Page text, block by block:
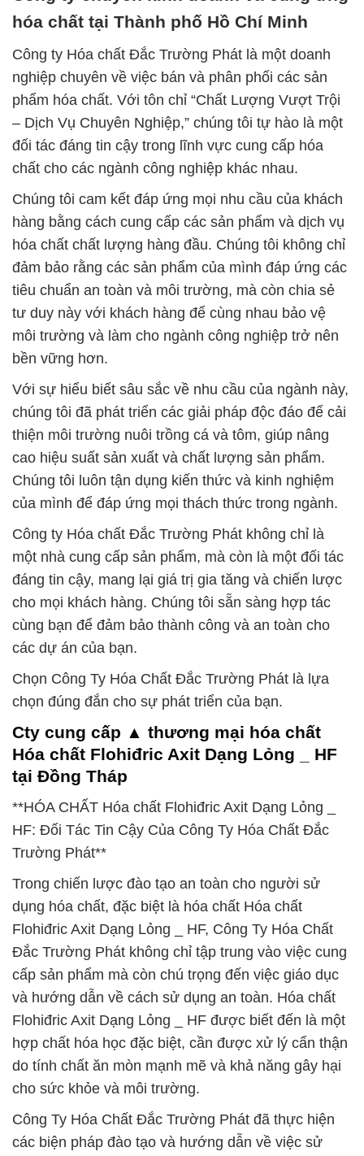
hóa chất tại Thành phố Hồ Chí Minh
Công ty Hóa chất Đắc Trường Phát là một doanh
nghiệp chuyên về việc bán và phân phối các sản
phẩm hóa chất. Với tôn chỉ “Chất Lượng Vượt Trội
– Dịch Vụ Chuyên Nghiệp,” chúng tôi tự hào là một
đối tác đáng tin cậy trong lĩnh vực cung cấp hóa
chất cho các ngành công nghiệp khác nhau.
Chúng tôi cam kết đáp ứng mọi nhu cầu của khách
hàng bằng cách cung cấp các sản phẩm và dịch vụ
hóa chất chất lượng hàng đầu. Chúng tôi không chỉ
đảm bảo rằng các sản phẩm của mình đáp ứng các
tiêu chuẩn an toàn và môi trường, mà còn chia sẻ
tư duy này với khách hàng để cùng nhau bảo vệ
môi trường và làm cho ngành công nghiệp trở nên
bền vững hơn.
Với sự hiểu biết sâu sắc về nhu cầu của ngành này,
chúng tôi đã phát triển các giải pháp độc đáo để cải
thiện môi trường nuôi trồng cá và tôm, giúp nâng
cao hiệu suất sản xuất và chất lượng sản phẩm.
Chúng tôi luôn tận dụng kiến thức và kinh nghiệm
của mình để đáp ứng mọi thách thức trong ngành.
Công ty Hóa chất Đắc Trường Phát không chỉ là
một nhà cung cấp sản phẩm, mà còn là một đối tác
đáng tin cậy, mang lại giá trị gia tăng và chiến lược
cho mọi khách hàng. Chúng tôi sẵn sàng hợp tác
cùng bạn để đảm bảo thành công và an toàn cho
các dự án của bạn.
Chọn Công Ty Hóa Chất Đắc Trường Phát là lựa
chọn đúng đắn cho sự phát triển của bạn.
Cty cung cấp ▲ thương mại hóa chất
Hóa chất Flohiđric Axit Dạng Lỏng _ HF
tại Đồng Tháp
**HÓA CHẤT Hóa chất Flohiđric Axit Dạng Lỏng _
HF: Đối Tác Tin Cậy Của Công Ty Hóa Chất Đắc
Trường Phát**
Trong chiến lược đào tạo an toàn cho người sử
dụng hóa chất, đặc biệt là hóa chất Hóa chất
Flohiđric Axit Dạng Lỏng _ HF, Công Ty Hóa Chất
Đắc Trường Phát không chỉ tập trung vào việc cung
cấp sản phẩm mà còn chú trọng đến việc giáo dục
và hướng dẫn về cách sử dụng an toàn. Hóa chất
Flohiđric Axit Dạng Lỏng _ HF được biết đến là một
hợp chất hóa học đặc biệt, cần được xử lý cẩn thận
do tính chất ăn mòn mạnh mẽ và khả năng gây hại
cho sức khỏe và môi trường.
Công Ty Hóa Chất Đắc Trường Phát đã thực hiện
các biện pháp đào tạo và hướng dẫn về việc sử